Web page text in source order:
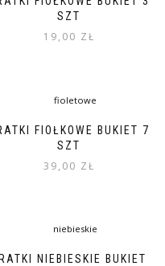
SZT
19,00 ZŁ
FIOŁKOWE BUKIET 7
SZT
39,00 ZŁ
NIEBIESKIE BUKIET